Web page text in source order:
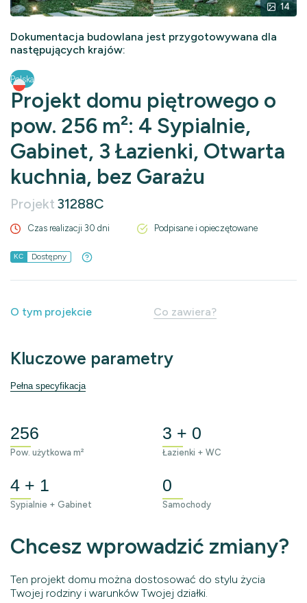
14
Dokumentacja budowlana jest przygotowywana dla
następujących krajów:
Polska
Projekt domu piętrowego o
pow. 256 m²: 4 Sypialnie,
Gabinet, 3 Łazienki, Otwarta
kuchnia, bez Garażu
Projekt 31288C
Czas realizacji 30 dni Podpisane i opieczętowane
KC Dostępny
O tym projekcie Co zawiera?
Kluczowe parametry
Pełna specyfikacja
256
Pow. użytkowa m²
3 + 0
Łazienki + WC
4 + 1
Sypialnie + Gabinet
0
Samochody
Chcesz wprowadzić zmiany?
Ten projekt domu można dostosować do stylu życia
Twojej rodziny i warunków Twojej działki.